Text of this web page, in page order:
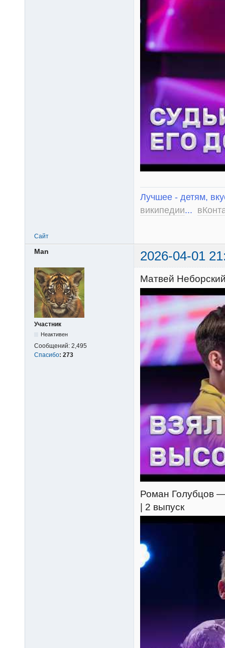
Лучшее - детям,
википедии...
Сайт
Man 2026-04-01
Участник
Неактивен
Сообщений: 2,495
Спасибо: 273
Матвей
Роман Голубцов
| 2 выпуск